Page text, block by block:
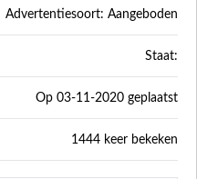
Advertentiesoort: Aangeboden
Staat:
Op 03-11-2020 geplaatst
1444 keer bekeken